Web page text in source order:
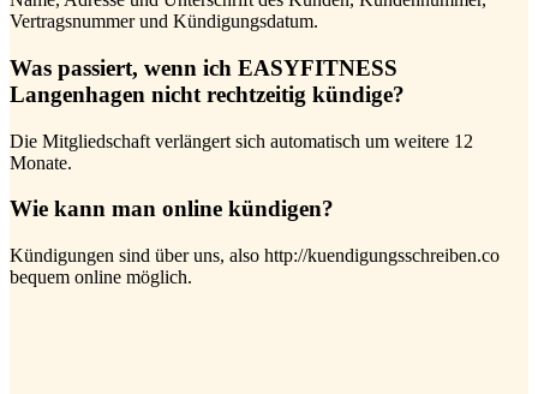
Vertragsnummer und Kündigungsdatum.
Was passiert, wenn ich EASYFITNESS
Langenhagen nicht rechtzeitig kündige?
Die Mitgliedschaft verlängert sich automatisch um weitere 12
Monate.
Wie kann man online kündigen?
Kündigungen sind über uns, also http://kuendigungsschreiben.co
bequem online möglich.